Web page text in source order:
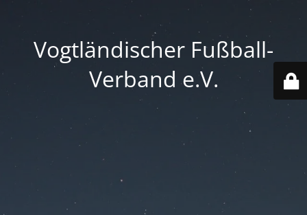
Vogtländischer Fußball-
Verband e.V.